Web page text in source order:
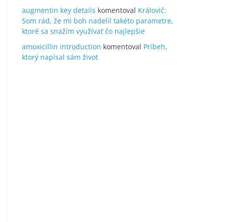
augmentin key details komentoval Královič:
Som rád, že mi boh nadelil takéto parametre,
ktoré sa snažím využívať čo najlepšie
amoxicillin introduction komentoval Príbeh,
ktorý napísal sám život